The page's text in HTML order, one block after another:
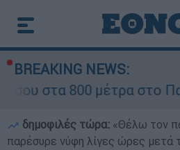
BREAKING NEWS:
στο Παγκόσμιο
δημοφιλές τώρα: «Θέλω τον
παρέσυρε νύφη λίγες ώρες μετά